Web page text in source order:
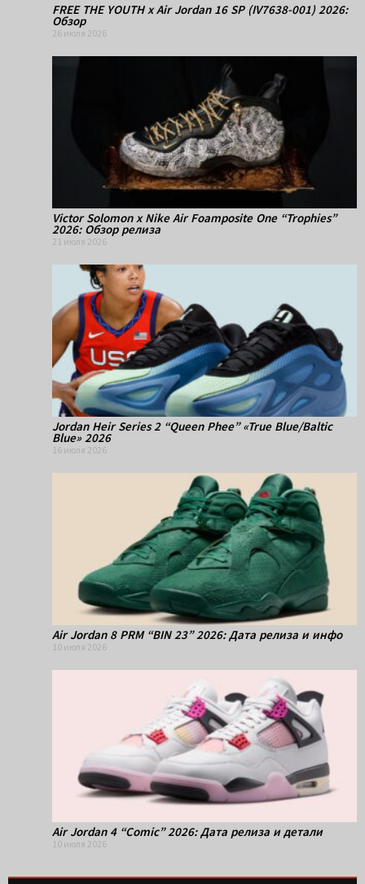
FREE THE YOUTH x Air Jordan 16 SP (IV7638-001) 2026:
Обзор
26 июля 2026
Victor Solomon x Nike Air Foamposite One “Trophies”
2026: Обзор релиза
21 июля 2026
Jordan Heir Series 2 “Queen Phee” «True Blue/Baltic
Blue» 2026
16 июля 2026
Air Jordan 8 PRM “BIN 23” 2026: Дата релиза и инфо
10 июля 2026
Air Jordan 4 “Comic” 2026: Дата релиза и детали
10 июля 2026